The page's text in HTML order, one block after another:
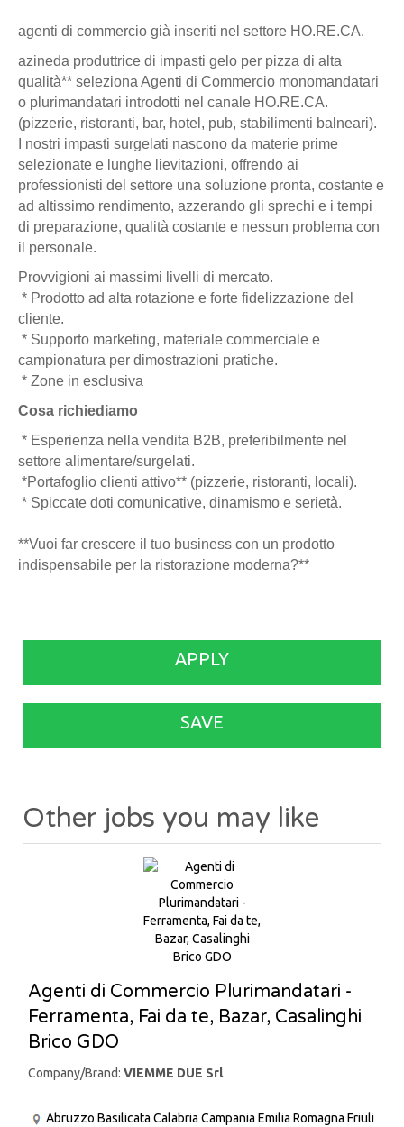
agenti di commercio già inseriti nel settore HO.RE.CA.
azineda produttrice di impasti gelo per pizza di alta
qualità** seleziona Agenti di Commercio monomandatari
o plurimandatari introdotti nel canale HO.RE.CA.
(pizzerie, ristoranti, bar, hotel, pub, stabilimenti balneari).
I nostri impasti surgelati nascono da materie prime
selezionate e lunghe lievitazioni, offrendo ai
professionisti del settore una soluzione pronta, costante e
ad altissimo rendimento, azzerando gli sprechi e i tempi
di preparazione, qualità costante e nessun problema con
il personale.
Provvigioni ai massimi livelli di mercato.
* Prodotto ad alta rotazione e forte fidelizzazione del
cliente.
* Supporto marketing, materiale commerciale e
campionatura per dimostrazioni pratiche.
* Zone in esclusiva
Cosa richiediamo
* Esperienza nella vendita B2B, preferibilmente nel
settore alimentare/surgelati.
*Portafoglio clienti attivo** (pizzerie, ristoranti, locali).
* Spiccate doti comunicative, dinamismo e serietà.
**Vuoi far crescere il tuo business con un prodotto
indispensabile per la ristorazione moderna?**
APPLY
SAVE
Other jobs you may like
Agenti di Commercio Plurimandatari -
Ferramenta, Fai da te, Bazar, Casalinghi
Brico GDO
Company/Brand: VIEMME DUE Srl
Abruzzo Basilicata Calabria Campania Emilia Romagna Friuli